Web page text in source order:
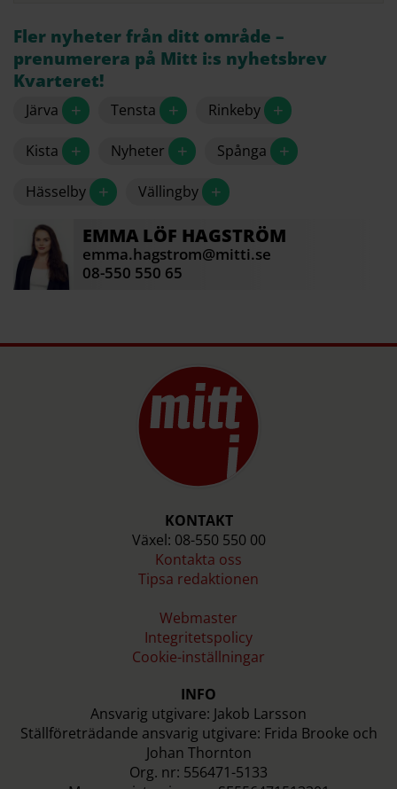
Fler nyheter från ditt område –
prenumerera på Mitt i:s nyhetsbrev
Kvarteret!
Järva + Tensta + Rinkeby +
Kista + Nyheter + Spånga +
Hässelby + Vällingby +
EMMA LÖF HAGSTRÖM
emma.hagstrom@mitti.se
08-550 550 65
KONTAKT
Växel: 08-550 550 00
Kontakta oss
Tipsa redaktionen
Webmaster
Integritetspolicy
Cookie-inställningar
INFO
Ansvarig utgivare: Jakob Larsson
Ställföreträdande ansvarig utgivare: Frida Brooke och
Johan Thornton
Org. nr: 556471-5133